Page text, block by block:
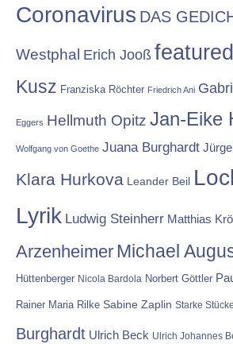
Coronavirus DAS
Westphal Erich Jooß featured
Kusz Franziska Röchter Friedrich Ani
Eggers Hellmuth Opitz Jan-Eike
Wolfgang von Goethe Juana Burghardt
Klara Hurkova Leander Beil
Lyrik Ludwig Steinherr Matthias
Arzenheimer Michael
Hüttenberger Nicola Bardola Norbert Göttler
Rainer Maria Rilke Sabine Zaplin Starke Stücke
Burghardt Ulrich Beck Ulrich Johannes